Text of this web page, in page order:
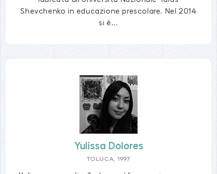
Shevchenko in educazione prescolare. Nel 2014
si è...
Yulissa Dolores
TOLUCA, 1997